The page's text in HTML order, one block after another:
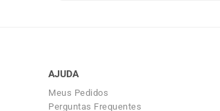
AJUDA
Meus Pedidos
Perguntas Frequentes